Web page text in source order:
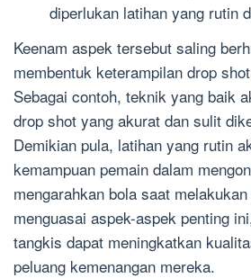
diperlukan latihan yang rutin
Keenam aspek tersebut saling
membentuk keterampilan drop
Sebagai contoh, teknik yang baik
drop shot yang akurat dan sulit
Demikian pula, latihan yang rutin
kemampuan pemain dalam
mengarahkan bola saat
menguasai aspek-aspek penting
tangkis dapat meningkatkan
peluang kemenangan mereka.